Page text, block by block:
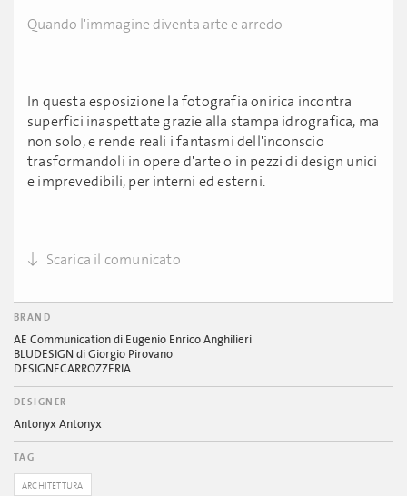
Quando l'immagine diventa arte e arredo
In questa esposizione la fotografia onirica incontra
superfici inaspettate grazie alla stampa idrografica, ma
non solo, e rende reali i fantasmi dell'inconscio
trasformandoli in opere d'arte o in pezzi di design unici
e imprevedibili, per interni ed esterni.
Scarica il comunicato
BRAND
AE Communication di Eugenio Enrico Anghilieri
BLUDESIGN di Giorgio Pirovano
DESIGNECARROZZERIA
DESIGNER
Antonyx Antonyx
TAG
ARCHITETTURA